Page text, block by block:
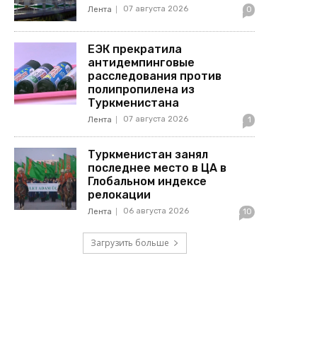
Лента 07 августа 2026 0
ЕЭК прекратила
антидемпинговые
расследования против
полипропилена из
Туркменистана
Лента 07 августа 2026 1
Туркменистан занял
последнее место в ЦА в
Глобальном индексе
релокации
Лента 06 августа 2026 10
Загрузить больше